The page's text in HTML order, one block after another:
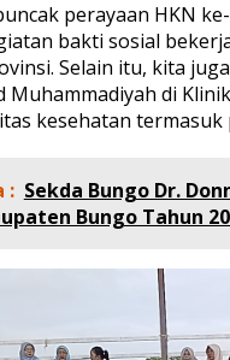
perayaan HKN
bakti sosial
Selain itu, kita
Muhammadiyah di
kesehatan termasuk
: Sekda Bungo Dr.
Bungo Tahun